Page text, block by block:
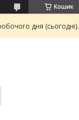
Кошик
дня (сьогодні).